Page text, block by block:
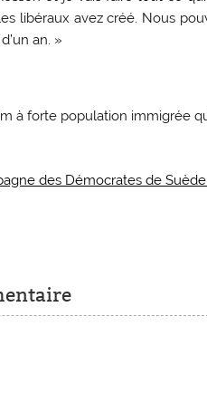
libéraux avez créé. Nous
an. »
à forte population immigrée
des Démocrates de